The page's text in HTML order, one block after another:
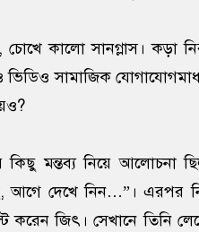
চোখে কালো সানগ্লাস। কড়া
সামাজিক
মন্তব্য নিয়ে আলোচনা
আগে দেখে নিন…”। এরপর
করেন জিৎ। সেখানে তিনি